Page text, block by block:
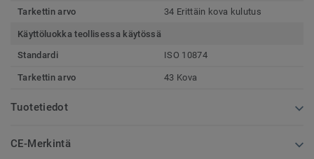
Tarkettin arvo 34 Erittäin kova kulutus
Käyttöluokka teollisessa käytössä
Standardi
ISO 10874
Tarkettin arvo 43 Kova
Tuotetiedot
CE-Merkintä